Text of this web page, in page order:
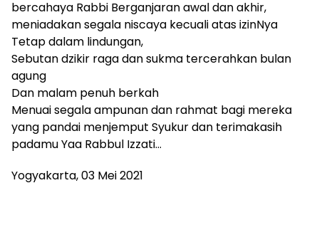
bercahaya Rabbi Berganjaran awal dan akhir,
meniadakan segala niscaya kecuali atas izinNya
Tetap dalam lindungan,
Sebutan dzikir raga dan sukma tercerahkan bulan
agung
Dan malam penuh berkah
Menuai segala ampunan dan rahmat bagi mereka
yang pandai menjemput Syukur dan terimakasih
padamu Yaa Rabbul Izzati…
Yogyakarta, 03 Mei 2021